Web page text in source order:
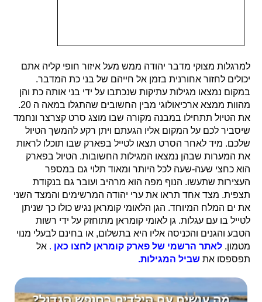
למרגלות מצוקי מדבר יהודה ממש מעל איזור חופי קליה אתם
יכולים לחזור אחורנית בזמן אל חייהם של בני כת המדבר.
במקום נמצאו מגילות עתיקות שנכתבו על ידי בני אותה כת והן
מהוות ממצא ארכיאולוגי מבין החשובים שהתגלו במאה ה 20.
את הטיול תתחילו במבנה מקורה שבו מוצג סרט קצרצר ונחמד
שיסביר לכם על המקום אליו הגעתם ויתן רקע להמשך הטיול
שלכם. מיד לאחר הסרט תצאו לטייל בפארק שבו תוכלו לראות
את המערות שבהן נמצאו המגילות החשובות. הטיול בפארק
הוא כחצי שעה-שעה לכל היותר ומאוד תלוי גם במספר
העצירות שתעשו. הנוף מפה הוא מרהיב ועובר גם בנקודת
תצפית. מצד אחד תראו את ערי יהודה המרשימים והמצד השני
את ים המלח המיוחד. הגן הלאומי קומראן נגיש כולו כך שניתן
לטייל בו עם עגלות. גן לאומי קומראן מתוחזק על ידי רשות
הטבע והגנים והכניסה אליו היא בתשלום, או בחינם לבעלי מנוי
מטמון. לאתר הרשמי של פארק קומראן לחצו כאן . אל
תפספסו את שביל המגילות.